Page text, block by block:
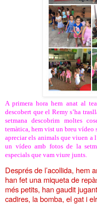
A primera hora hem anat al
descobert que el Remy s’ha
setmana descobrim moltes
temàtica, hem vist un breu
apreciar els animals que viuen a
un vídeo amb fotos de la
especials que vam viure junts.
Després de l’acollida, hem
han fet una miqueta de
més petits, han gaudit
cadires, la bomba, el gat i